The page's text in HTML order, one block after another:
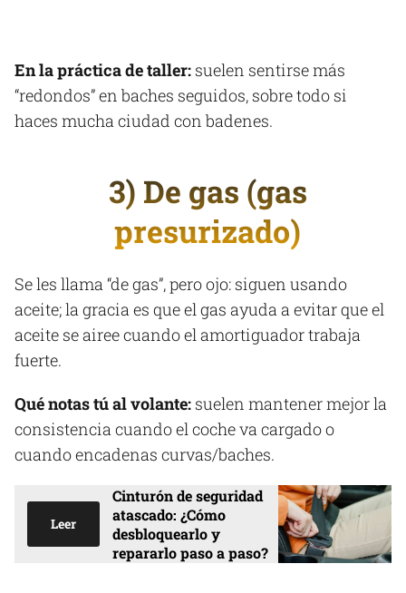
En la práctica de taller: suelen sentirse más
“redondos” en baches seguidos, sobre todo si
haces mucha ciudad con badenes.
3) De gas (gas
presurizado)
Se les llama “de gas”, pero ojo: siguen usando
aceite; la gracia es que el gas ayuda a evitar que el
aceite se airee cuando el amortiguador trabaja
fuerte.
Qué notas tú al volante: suelen mantener mejor la
consistencia cuando el coche va cargado o
cuando encadenas curvas/baches.
Leer
Cinturón de seguridad
atascado: ¿Cómo
desbloquearlo y
repararlo paso a paso?